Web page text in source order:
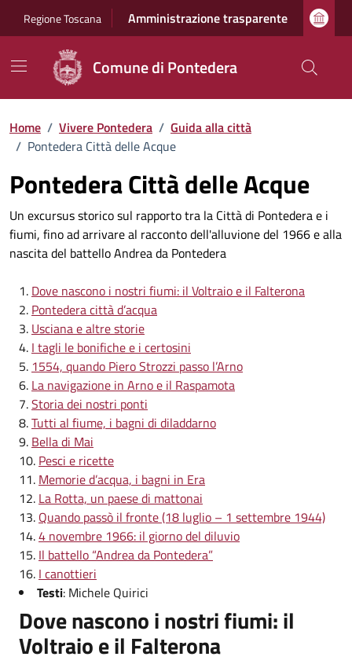
Regione Toscana Amministrazione trasparente
Comune di Pontedera
Home / Vivere Pontedera / Guida alla città
/ Pontedera Città delle Acque
Pontedera Città delle Acque
Un excursus storico sul rapporto tra la Città di Pontedera e i
fiumi, fino ad arrivare al racconto dell'alluvione del 1966 e alla
nascita del battello Andrea da Pontedera
Dove nascono i nostri fiumi: il Voltraio e il Falterona
Pontedera città d’acqua
Usciana e altre storie
I tagli le bonifiche e i certosini
1554, quando Piero Strozzi passo l’Arno
La navigazione in Arno e il Raspamota
Storia dei nostri ponti
Tutti al fiume, i bagni di diladdarno
Bella di Mai
Pesci e ricette
Memorie d’acqua, i bagni in Era
La Rotta, un paese di mattonai
Quando passò il fronte (18 luglio – 1 settembre 1944)
4 novembre 1966: il giorno del diluvio
Il battello “Andrea da Pontedera”
I canottieri
Testi: Michele Quirici
Dove nascono i nostri fiumi: il
Voltraio e il Falterona